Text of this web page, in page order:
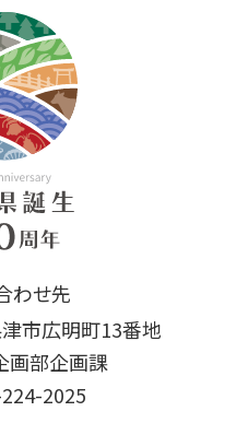
わせ先
市広明町13番地
画部企画課
2025